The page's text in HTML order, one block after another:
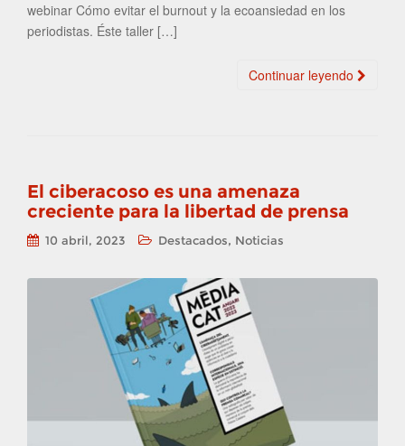
webinar Cómo evitar el burnout y la ecoansiedad en los
periodistas. Éste taller […]
Continuar leyendo
El ciberacoso es una amenaza
creciente para la libertad de prensa
10 abril, 2023 Destacados, Noticias